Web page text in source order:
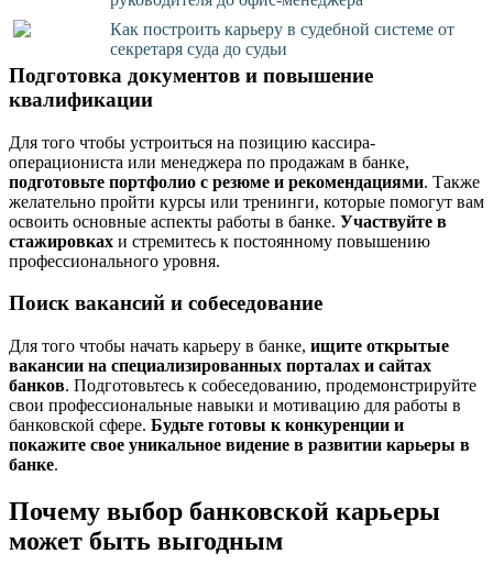
Как построить карьеру в судебной системе от
секретаря суда до судьи
Подготовка документов и повышение
квалификации
Для того чтобы устроиться на позицию кассира-
операциониста или менеджера по продажам в банке,
подготовьте портфолио с резюме и рекомендациями. Также
желательно пройти курсы или тренинги, которые помогут вам
освоить основные аспекты работы в банке. Участвуйте в
стажировках и стремитесь к постоянному повышению
профессионального уровня.
Поиск вакансий и собеседование
Для того чтобы начать карьеру в банке, ищите открытые
вакансии на специализированных порталах и сайтах
банков. Подготовьтесь к собеседованию, продемонстрируйте
свои профессиональные навыки и мотивацию для работы в
банковской сфере. Будьте готовы к конкуренции и
покажите свое уникальное видение в развитии карьеры в
банке.
Почему выбор банковской карьеры
может быть выгодным